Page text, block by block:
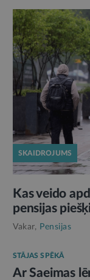
SKAIDROJUMS
Kas veido
pensijas
Vakar, Pensijas
STĀJAS SPĒKĀ
Ar Saeimas